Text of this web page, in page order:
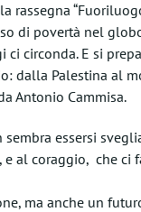
rassegna
di povertà nel
circonda. E si
dalla Palestina al
Antonio Cammisa.
essersi
e al coraggio, che ci
ma anche un